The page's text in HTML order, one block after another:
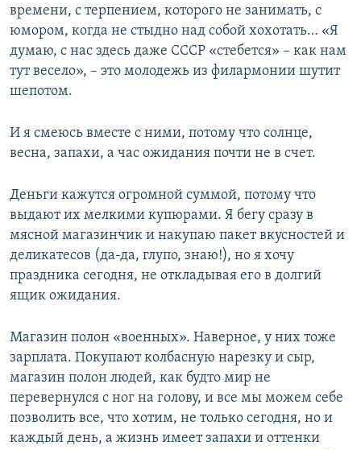
времени, с терпением, которого не занимать, с
юмором, когда не стыдно над собой хохотать… «Я
думаю, с нас здесь даже СССР «стебется» – как нам
тут весело», – это молодежь из филармонии шутит
шепотом.
И я смеюсь вместе с ними, потому что солнце,
весна, запахи, а час ожидания почти не в счет.
Деньги кажутся огромной суммой, потому что
выдают их мелкими купюрами. Я бегу сразу в
мясной магазинчик и накупаю пакет вкусностей и
деликатесов (да-да, глупо, знаю!), но я хочу
праздника сегодня, не откладывая его в долгий
ящик ожидания.
Магазин полон «военных». Наверное, у них тоже
зарплата. Покупают колбасную нарезку и сыр,
магазин полон людей, как будто мир не
перевернулся с ног на голову, и все мы можем себе
позволить все, что хотим, не только сегодня, но и
каждый день, а жизнь имеет запахи и оттенки